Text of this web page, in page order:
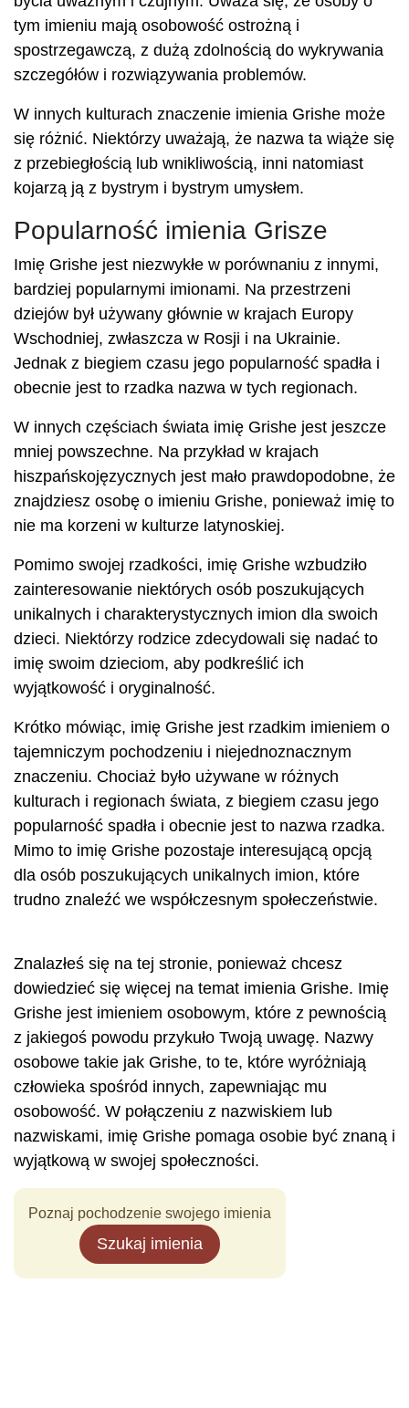
tym imieniu mają osobowość ostrożną i
spostrzegawczą, z dużą zdolnością do wykrywania
szczegółów i rozwiązywania problemów.
W innych kulturach znaczenie imienia Grishe może
się różnić. Niektórzy uważają, że nazwa ta wiąże się
z przebiegłością lub wnikliwością, inni natomiast
kojarzą ją z bystrym i bystrym umysłem.
Popularność imienia Grisze
Imię Grishe jest niezwykłe w porównaniu z innymi,
bardziej popularnymi imionami. Na przestrzeni
dziejów był używany głównie w krajach Europy
Wschodniej, zwłaszcza w Rosji i na Ukrainie.
Jednak z biegiem czasu jego popularność spadła i
obecnie jest to rzadka nazwa w tych regionach.
W innych częściach świata imię Grishe jest jeszcze
mniej powszechne. Na przykład w krajach
hiszpańskojęzycznych jest mało prawdopodobne, że
znajdziesz osobę o imieniu Grishe, ponieważ imię to
nie ma korzeni w kulturze latynoskiej.
Pomimo swojej rzadkości, imię Grishe wzbudziło
zainteresowanie niektórych osób poszukujących
unikalnych i charakterystycznych imion dla swoich
dzieci. Niektórzy rodzice zdecydowali się nadać to
imię swoim dzieciom, aby podkreślić ich
wyjątkowość i oryginalność.
Krótko mówiąc, imię Grishe jest rzadkim imieniem o
tajemniczym pochodzeniu i niejednoznacznym
znaczeniu. Chociaż było używane w różnych
kulturach i regionach świata, z biegiem czasu jego
popularność spadła i obecnie jest to nazwa rzadka.
Mimo to imię Grishe pozostaje interesującą opcją
dla osób poszukujących unikalnych imion, które
trudno znaleźć we współczesnym społeczeństwie.
Znalazłeś się na tej stronie, ponieważ chcesz
dowiedzieć się więcej na temat imienia Grishe. Imię
Grishe jest imieniem osobowym, które z pewnością
z jakiegoś powodu przykuło Twoją uwagę. Nazwy
osobowe takie jak Grishe, to te, które wyróżniają
człowieka spośród innych, zapewniając mu
osobowość. W połączeniu z nazwiskiem lub
nazwiskami, imię Grishe pomaga osobie być znaną i
wyjątkową w swojej społeczności.
Poznaj pochodzenie swojego imienia
Szukaj imienia